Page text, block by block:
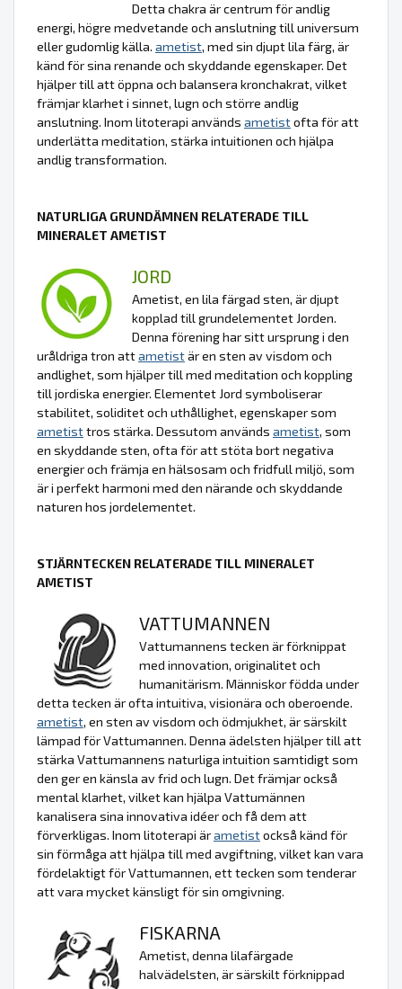
Detta chakra är centrum för andlig
energi, högre medvetande och anslutning till universum
eller gudomlig källa. ametist, med sin djupt lila färg, är
känd för sina renande och skyddande egenskaper. Det
hjälper till att öppna och balansera kronchakrat, vilket
främjar klarhet i sinnet, lugn och större andlig
anslutning. Inom litoterapi används ametistofta för att
underlätta meditation, stärka intuitionen och hjälpa
andlig transformation.
NATURLIGA GRUNDÄMNEN RELATERADE TILL
MINERALET AMETIST
JORD
Ametist, en lila färgad sten, är djupt
kopplad till grundelementet Jorden.
Denna förening har sitt ursprung i den
uråldriga tron attametistär en sten av visdom och
andlighet, som hjälper till med meditation och koppling
till jordiska energier. Elementet Jord symboliserar
stabilitet, soliditet och uthållighet, egenskaper som
ametisttros stärka. Dessutom används ametist, som
en skyddande sten, ofta för att stöta bort negativa
energier och främja en hälsosam och fridfull miljö, som
är i perfekt harmoni med den närande och skyddande
naturen hos jordelementet.
STJÄRNTECKEN RELATERADE TILL MINERALET
AMETIST
VATTUMANNEN
Vattumannens tecken är förknippat
med innovation, originalitet och
humanitärism. Människor födda under
detta tecken är ofta intuitiva, visionära och oberoende.
ametist, en sten av visdom och ödmjukhet, är särskilt
lämpad för Vattumannen. Denna ädelsten hjälper till att
stärka Vattumannens naturliga intuition samtidigt som
den ger en känsla av frid och lugn. Det främjar också
mental klarhet, vilket kan hjälpa Vattumännen
kanalisera sina innovativa idéer och få dem att
förverkligas. Inom litoterapi ärametistockså känd för
sin förmåga att hjälpa till med avgiftning, vilket kan vara
fördelaktigt för Vattumannen, ett tecken som tenderar
att vara mycket känsligt för sin omgivning.
FISKARNA
Ametist, denna lilafärgade
halvädelsten, är särskilt förknippad